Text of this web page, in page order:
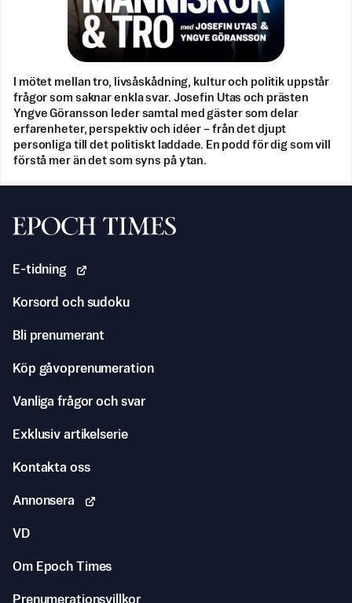
I mötet mellan tro, livsåskådning, kultur och politik uppstår
frågor som saknar enkla svar. Josefin Utas och prästen
Yngve Göransson leder samtal med gäster som delar
erfarenheter, perspektiv och idéer – från det djupt
personliga till det politiskt laddade. En podd för dig som vill
förstå mer än det som syns på ytan.
Svenska Epoch Times
E-tidning
Korsord och sudoku
Bli prenumerant
Köp gåvoprenumeration
Vanliga frågor och svar
Exklusiv artikelserie
Kontakta oss
Annonsera
VD
Om Epoch Times